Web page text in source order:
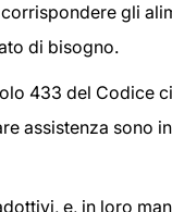
gli
di bisogno.
433 del Codice
assistenza sono
e, in loro